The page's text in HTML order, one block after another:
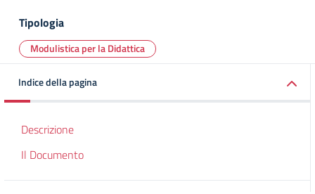
Tipologia
Modulistica per la Didattica
Indice della pagina
Descrizione
Il Documento